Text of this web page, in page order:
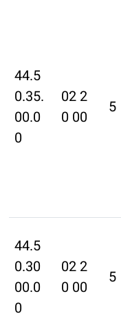
44.5
0.35.
00.0
0
02 2
0 00
5
44.5
0.30
00.0
0
02 2
0 00
5